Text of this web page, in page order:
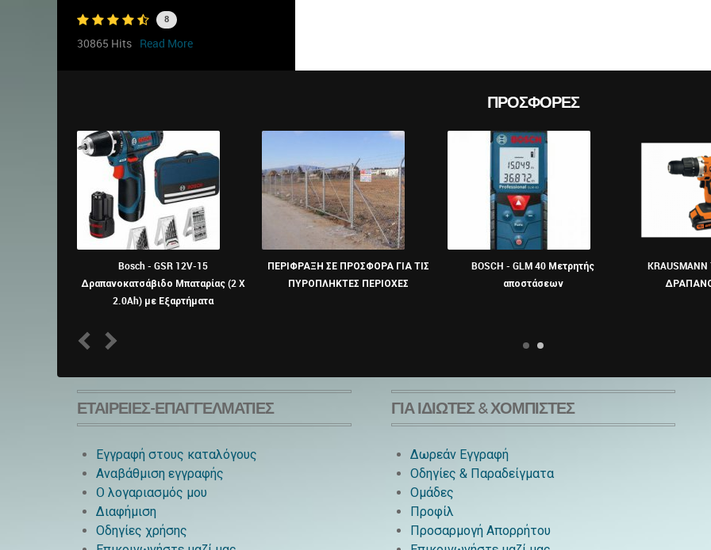
8
30865 Hits Read More
ΠΡΟΣΦΟΡΈΣ
Bosch - GSR 12V-15
Δραπανοκατσάβιδο Μπαταρίας (2 X
2.0Ah) με Εξαρτήματα
ΠΕΡΙΦΡΑΞΗ ΣΕ ΠΡΟΣΦΟΡΑ ΓΙΑ ΤΙΣ
ΠΥΡΟΠΛΗΚΤΕΣ ΠΕΡΙΟΧΕΣ
BOSCH - GLM 40 Μετρητής
αποστάσεων
ΕΤΑΙΡΕΊΕΣ-ΕΠΑΓΓΕΛΜΑΤΊΕΣ
Εγγραφή στους καταλόγους
Αναβάθμιση εγγραφής
O λογαριασμός μου
Διαφήμιση
Οδηγίες χρήσης
ΓΙΑ ΙΔΙΏΤΕΣ & ΧΟΜΠΊΣΤΕΣ
Δωρεάν Εγγραφή
Οδηγίες & Παραδείγματα
Ομάδες
Προφίλ
Προσαρμογή Απορρήτου